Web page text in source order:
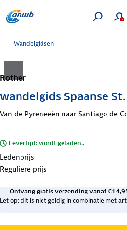
Wandelgidsen
Rother
wandelgids Spaanse
Van de Pyreneeën naar Santiago de
Levertijd: wordt geladen..
Ledenprijs
Reguliere prijs
Ontvang gratis verzending vanaf
Let op: dit is niet geldig in combinatie met